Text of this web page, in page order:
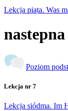
Lekcja piąta. Was
Poziom
Lekcja nr 7
Lekcja siódma. Im